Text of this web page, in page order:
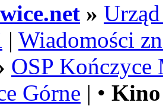
»
| Wiadomości
OSP Kończyce
Górne | •